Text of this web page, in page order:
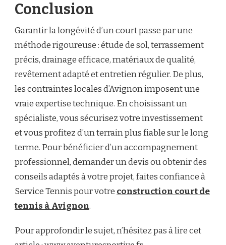
Conclusion
Garantir la longévité d’un court passe par une
méthode rigoureuse : étude de sol, terrassement
précis, drainage efficace, matériaux de qualité,
revêtement adapté et entretien régulier. De plus,
les contraintes locales d’Avignon imposent une
vraie expertise technique. En choisissant un
spécialiste, vous sécurisez votre investissement
et vous profitez d’un terrain plus fiable sur le long
terme. Pour bénéficier d’un accompagnement
professionnel, demander un devis ou obtenir des
conseils adaptés à votre projet, faites confiance à
Service Tennis pour votre construction court de
tennis à Avignon.
Pour approfondir le sujet, n’hésitez pas à lire cet